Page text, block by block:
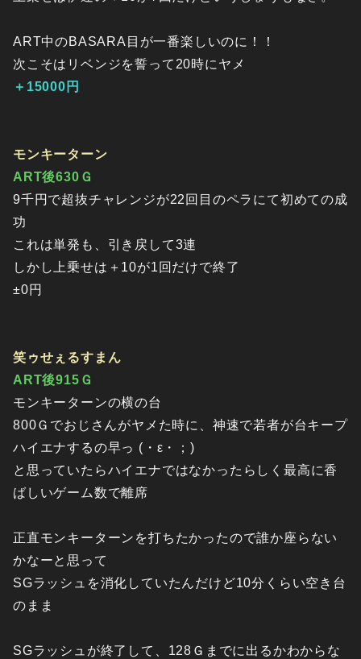
ART中のBASARA目が一番楽しいのに！！
次こそはリベンジを誓って20時にヤメ
＋15000円
モンキーターン
ART後630Ｇ
9千円で超抜チャレンジが22回目のペラにて初めての成
功
これは単発も、引き戻して3連
しかし上乗せは＋10が1回だけで終了
±0円
笑ゥせぇるすまん
ART後915Ｇ
モンキーターンの横の台
800Ｇでおじさんがヤメた時に、神速で若者が台キープ
ハイエナするの早っ (・ε・；)
と思っていたらハイエナではなかったらしく最高に香
ばしいゲーム数で離席
正直モンキーターンを打ちたかったので誰か座らない
かなーと思って
SGラッシュを消化していたんだけど10分くらい空き台
のまま
SGラッシュが終了して、128Ｇまでに出るかわからな